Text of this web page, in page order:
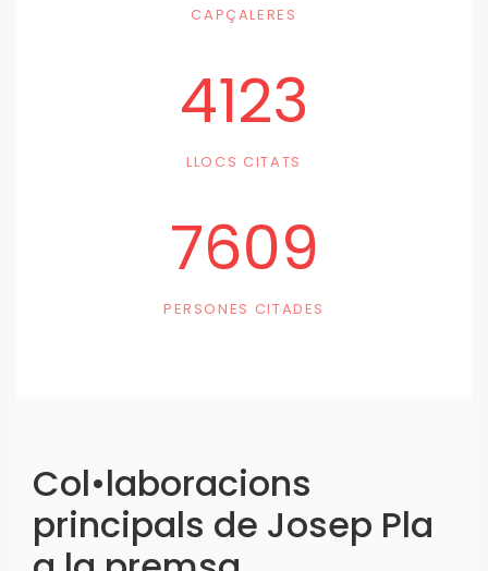
CAPÇALERES
4123
LLOCS CITATS
7609
PERSONES CITADES
Col•laboracions
principals de Josep Pla